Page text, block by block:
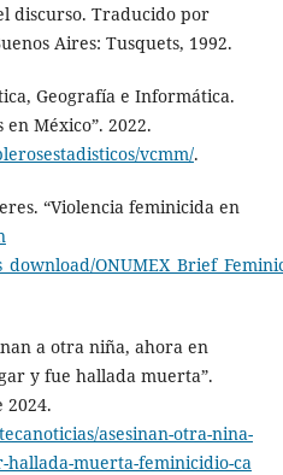
discurso. Traducido por
Aires: Tusquets, 1992.
Geografía e Informática.
México”. 2022.
vcmm/.
“Violencia feminicida en
a otra niña, ahora en
y fue hallada muerta”.
2024.
asesinan-otra-nina-
hallada-muerta-feminicidio-ca​